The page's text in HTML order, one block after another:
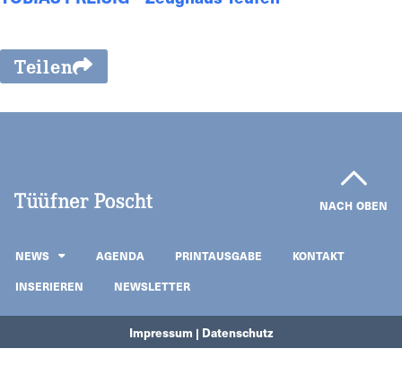
Teilen
NACH OBEN
NEWS AGENDA PRINTAUSGABE
KONTAKT
INSERIEREN
NEWSLETTER
Impressum | Datenschutz